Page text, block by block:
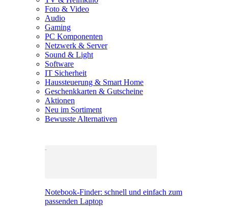
Foto & Video
Audio
Gaming
PC Komponenten
Netzwerk & Server
Sound & Light
Software
IT Sicherheit
Haussteuerung & Smart Home
Geschenkkarten & Gutscheine
Aktionen
Neu im Sortiment
Bewusste Alternativen
Notebook-Finder: schnell und einfach zum
passenden Laptop